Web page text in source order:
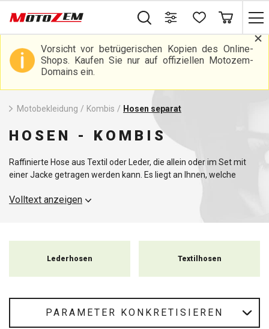
Vorsicht vor betrügerischen Kopien des Online-
Shops. Kaufen Sie nur auf offiziellen Motozem-
Domains ein.
Motobekleidung / Kombis / Hosen separat
HOSEN - KOMBIS
Raffinierte Hose aus Textil oder Leder, die allein oder im Set mit
einer Jacke getragen werden kann. Es liegt an Ihnen, welche
Möglichkeit, sie zu einer einzigen Einheit zu kombinieren, liegt die
Volltext anzeigen
Lederhosen Textilhosen
PARAMETER KONKRETISIEREN